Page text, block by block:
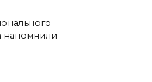
напомнили